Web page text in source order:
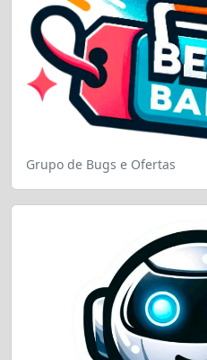
Grupo de Bugs e Ofertas